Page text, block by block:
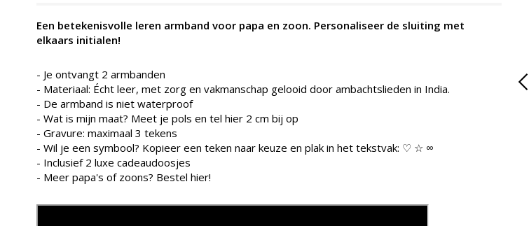
Een betekenisvolle leren armband voor papa en zoon. Personaliseer de sluiting met
elkaars initialen!
- Je ontvangt 2 armbanden
- Materiaal: Écht leer, met zorg en vakmanschap gelooid door ambachtslieden in India.
- De armband is niet waterproof
- Wat is mijn maat? Meet je pols en tel hier 2 cm bij op
- Gravure: maximaal 3 tekens
- Wil je een symbool? Kopieer een teken naar keuze en plak in het tekstvak: ♡ ☆ ∞
- Inclusief 2 luxe cadeaudoosjes
- Meer papa's of zoons? Bestel hier!